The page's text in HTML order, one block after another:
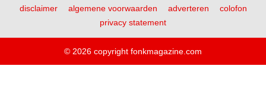
disclaimer algemene voorwaarden adverteren
colofon
privacy statement
© 2026 copyright fonkmagazine.com